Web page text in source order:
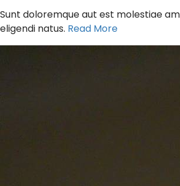
Sunt doloremque aut est molestiae
eligendi natus. Read More